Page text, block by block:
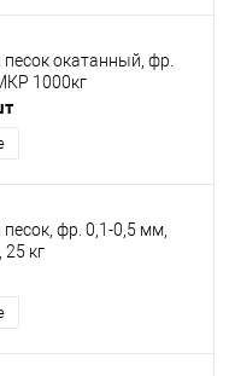
окатанный, фр.
1000кг
фр. 0,1-0,5 мм,
кг